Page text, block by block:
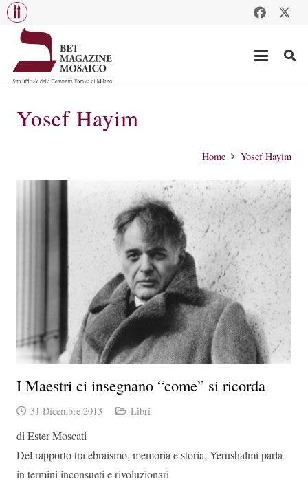
Yosef Hayim
Home Yosef Hayim
I Maestri ci insegnano “come” si ricorda
31 Dicembre 2013 Libri
di Ester Moscati
Del rapporto tra ebraismo, memoria e storia, Yerushalmi parla
in termini inconsueti e rivoluzionari